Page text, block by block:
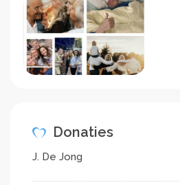
Haar 30e verjaardag kon niet
doordat ze Corona had en nu …
wil ze graag 31 december een ‘
haar dierbaren. En een artiest,
Etten. Een artiest die zingt over
nog lang niet levensmoe, dus ik
En daarna bijkomen en
herinneringen die op deze dag
Donaties
J. De Jong